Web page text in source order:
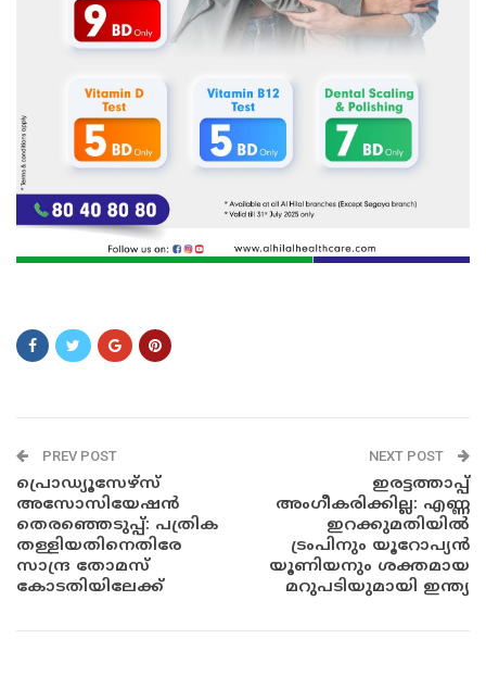
PREV POST
പ്രൊഡ്യൂസേഴ്‌സ്
അസോസിയേഷന്‍
തെരഞ്ഞെടുപ്പ്: പത്രിക
തള്ളിയതിനെതിരേ
സാന്ദ്ര തോമസ്
കോടതിയിലേക്ക്
NEXT POST
ഇരട്ടത്താപ്പ്
അംഗീകരിക്കില്ല: എണ്ണ
ഇറക്കുമതിയിൽ
ട്രംപിനും യൂറോപ്യൻ
യൂണിയനും ശക്തമായ
മറുപടിയുമായി ഇന്ത്യ